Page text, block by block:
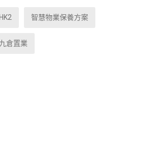
HK2 智慧物業保養方案
九倉置業